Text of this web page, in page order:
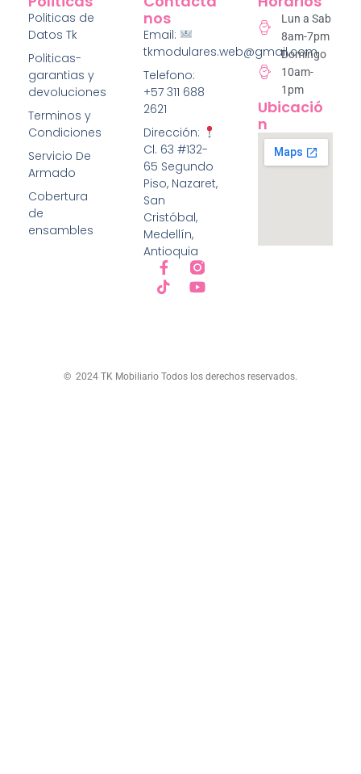
Politicas de
Datos Tk
Politicas-
garantias y
devoluciones
Terminos y
Condiciones
Servicio De
Armado
Cobertura
de
ensambles
Nos
Email:
tkmodulares.web@gmail.com
Telefono:
+57 311 688
2621
Dirección:
Cl. 63 #132-
65 Segundo
Piso, Nazaret,
San
Cristóbal,
Medellín,
Antioquia
Lun a Sab
8am-7pm
Domingo
10am-
1pm
Ubicació
N
© 2024 TK Mobiliario Todos los derechos reservados.